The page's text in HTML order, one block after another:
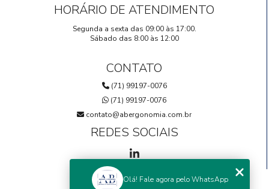
HORÁRIO DE ATENDIMENTO
Segunda a sexta das 09:00 às 17:00.
Sábado das 8:00 às 12:00
CONTATO
(71) 99197-0076
(71) 99197-0076
contato@abergonomia.com.br
REDES SOCIAIS
MENU
Olá! Fale agora pelo WhatsApp